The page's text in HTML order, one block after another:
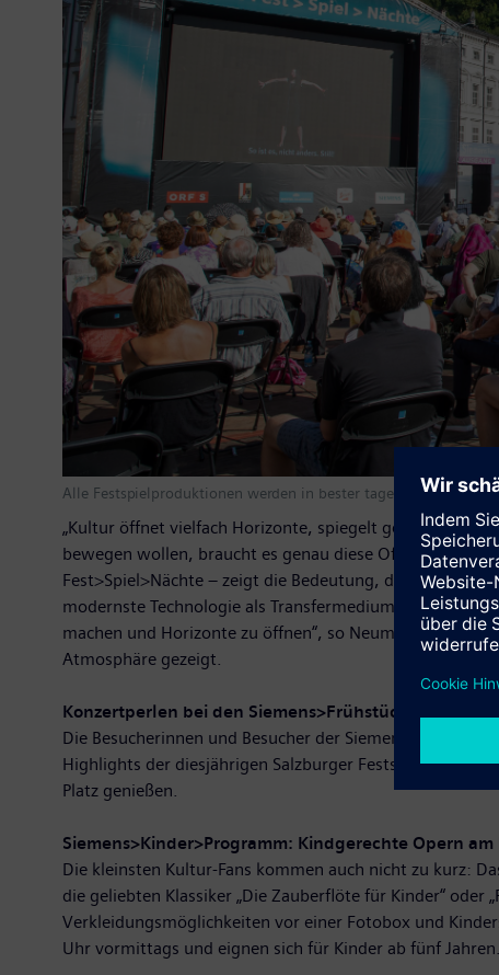
Alle Festspielproduktionen werden in bester
„Kultur öffnet vielfach Horizonte, spiegelt
bewegen wollen, braucht es genau diese Offenheit.
Fest>Spiel>Nächte – zeigt die Bedeutung, die Kunst
modernste Technologie als Transfermedium ein. Sie ist
machen und Horizonte zu öffnen“, so Neumann. Alle
Atmosphäre gezeigt.
Konzertperlen bei den Siemens>Frühstücks>Konzerten
Die Besucherinnen und Besucher der
Highlights der diesjährigen Salzburger Festspiele.
Platz genießen.
Siemens>Kinder>Programm: Kindgerechte Opern
Die kleinsten Kultur-Fans kommen auch nicht zu kurz:
die geliebten Klassiker „Die Zauberflöte für Kinder“
Verkleidungsmöglichkeiten vor einer Fotobox und
Uhr vormittags und eignen sich für Kinder ab fünf Jahren.